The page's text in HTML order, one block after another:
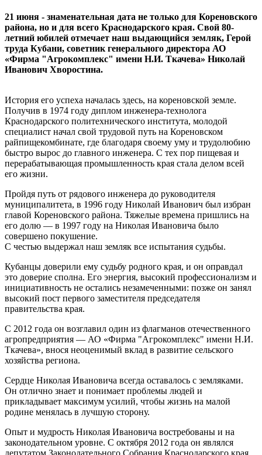
21 июня - знаменательная дата не только для Кореновского
района, но и для всего Краснодарского края. Свой 80-
летний юбилей отмечает наш выдающийся земляк, Герой
труда Кубани, советник генерального директора АО
«Фирма "Агрокомплекс" имени Н.И. Ткачева» Николай
Иванович Хворостина.
История его успеха началась здесь, на кореновской земле.
Получив в 1974 году диплом инженера-технолога
Краснодарского политехнического института, молодой
специалист начал свой трудовой путь на Кореновском
райпищекомбинате, где благодаря своему уму и трудолюбию
быстро вырос до главного инженера. С тех пор пищевая и
перерабатывающая промышленность края стала делом всей
его жизни.
Пройдя путь от рядового инженера до руководителя
муниципалитета, в 1996 году Николай Иванович был избран
главой Кореновского района. Тяжелые времена пришлись на
его долю — в 1997 году на Николая Ивановича было
совершено покушение.
С честью выдержал наш земляк все испытания судьбы.
Кубанцы доверили ему судьбу родного края, и он оправдал
это доверие сполна. Его энергия, высокий профессионализм и
инициативность не остались незамеченными: позже он занял
высокий пост первого заместителя председателя
правительства края.
С 2012 года он возглавил один из флагманов отечественного
агропредприятия — АО «Фирма "Агрокомплекс" имени Н.И.
Ткачева», внося неоценимый вклад в развитие сельского
хозяйства региона.
Сердце Николая Ивановича всегда оставалось с земляками.
Он отлично знает и понимает проблемы людей и
прикладывает максимум усилий, чтобы жизнь на малой
родине менялась в лучшую сторону.
Опыт и мудрость Николая Ивановича востребованы и на
законодательном уровне. С октября 2012 года он являлся
депутатом Законодательного Собрания Краснодарского края